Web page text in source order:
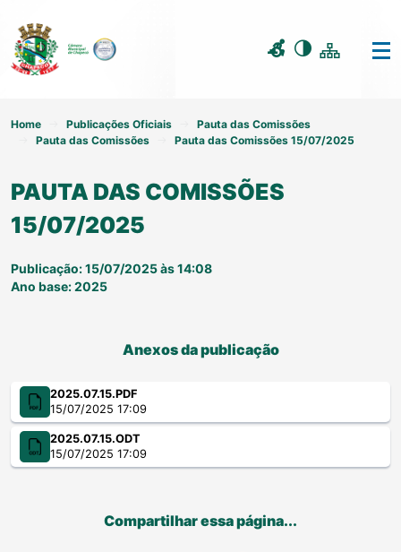
Home Publicações Oficiais
Pauta das Comissões
Pauta das Comissões
Pauta das Comissões 15/07/2025
PAUTA DAS COMISSÕES
15/07/2025
Publicação: 15/07/2025 às 14:08
Ano base: 2025
Anexos da publicação
2025.07.15.PDF
15/07/2025 17:09
2025.07.15.ODT
15/07/2025 17:09
Compartilhar essa página...